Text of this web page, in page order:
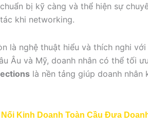
bị kỹ càng và thể hiện sự
khi networking.
là nghệ thuật hiểu và thích nghi
Âu và Mỹ, doanh nhân có thể tối
là nền tảng giúp doanh
Kinh Doanh Toàn Cầu Đưa